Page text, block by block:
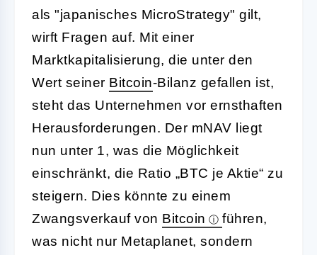
als "japanisches MicroStrategy" gilt,
wirft Fragen auf. Mit einer
Marktkapitalisierung, die unter den
Wert seiner Bitcoin-Bilanz gefallen ist,
steht das Unternehmen vor ernsthaften
Herausforderungen. Der mNAV liegt
nun unter 1, was die Möglichkeit
einschränkt, die Ratio „BTC je Aktie“ zu
steigern. Dies könnte zu einem
Zwangsverkauf von Bitcoin
führen,
was nicht nur Metaplanet, sondern